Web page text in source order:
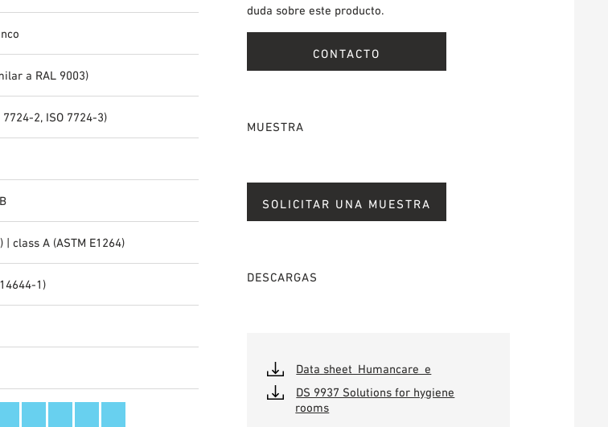
a RAL 9003)
7724-2, ISO 7724-3)
| class A (ASTM E1264)
1)
duda sobre este producto.
CONTACTO
MUESTRA
SOLICITAR UNA MUESTRA
DESCARGAS
Data sheet_Humancare_e
DS 9937 Solutions for hygiene
rooms